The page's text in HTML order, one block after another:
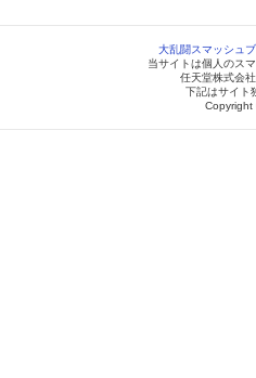
大乱闘スマッシュ
当サイトは個人のス
任天堂株式会
下記はサイト